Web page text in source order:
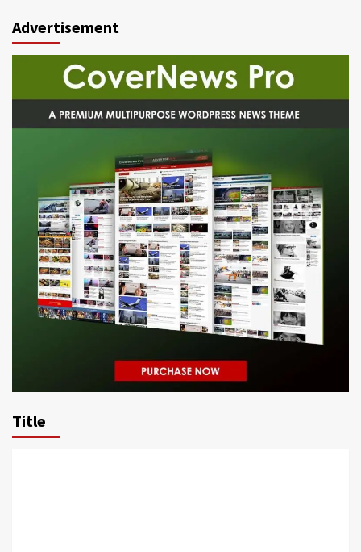
Advertisement
Title